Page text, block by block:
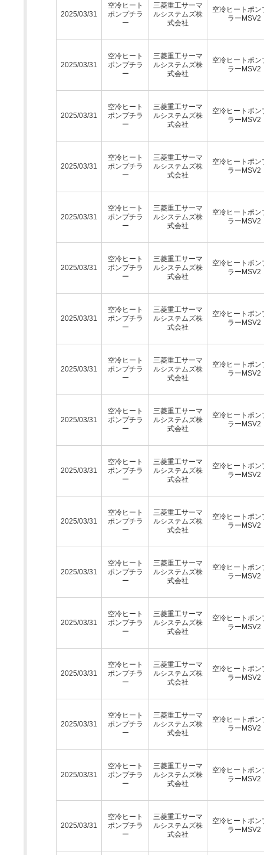
2025/03/31
空冷ヒート
ポンプチラ
ー
三菱重工サーマ
ルシステムズ株
式会社
空冷ヒートポン
ラーMSV2
2025/03/31
空冷ヒート
ポンプチラ
ー
三菱重工サーマ
ルシステムズ株
式会社
空冷ヒートポン
ラーMSV2
2025/03/31
空冷ヒート
ポンプチラ
ー
三菱重工サーマ
ルシステムズ株
式会社
空冷ヒートポン
ラーMSV2
2025/03/31
空冷ヒート
ポンプチラ
ー
三菱重工サーマ
ルシステムズ株
式会社
空冷ヒートポン
ラーMSV2
2025/03/31
空冷ヒート
ポンプチラ
ー
三菱重工サーマ
ルシステムズ株
式会社
空冷ヒートポン
ラーMSV2
2025/03/31
空冷ヒート
ポンプチラ
ー
三菱重工サーマ
ルシステムズ株
式会社
空冷ヒートポン
ラーMSV2
2025/03/31
空冷ヒート
ポンプチラ
ー
三菱重工サーマ
ルシステムズ株
式会社
空冷ヒートポン
ラーMSV2
2025/03/31
空冷ヒート
ポンプチラ
ー
三菱重工サーマ
ルシステムズ株
式会社
空冷ヒートポン
ラーMSV2
2025/03/31
空冷ヒート
ポンプチラ
ー
三菱重工サーマ
ルシステムズ株
式会社
空冷ヒートポン
ラーMSV2
2025/03/31
空冷ヒート
ポンプチラ
ー
三菱重工サーマ
ルシステムズ株
式会社
空冷ヒートポン
ラーMSV2
2025/03/31
空冷ヒート
ポンプチラ
ー
三菱重工サーマ
ルシステムズ株
式会社
空冷ヒートポン
ラーMSV2
2025/03/31
空冷ヒート
ポンプチラ
ー
三菱重工サーマ
ルシステムズ株
式会社
空冷ヒートポン
ラーMSV2
2025/03/31
空冷ヒート
ポンプチラ
ー
三菱重工サーマ
ルシステムズ株
式会社
空冷ヒートポン
ラーMSV2
2025/03/31
空冷ヒート
ポンプチラ
ー
三菱重工サーマ
ルシステムズ株
式会社
空冷ヒートポン
ラーMSV2
2025/03/31
空冷ヒート
ポンプチラ
ー
三菱重工サーマ
ルシステムズ株
式会社
空冷ヒートポン
ラーMSV2
2025/03/31
空冷ヒート
ポンプチラ
ー
三菱重工サーマ
ルシステムズ株
式会社
空冷ヒートポン
ラーMSV2
2025/03/31
空冷ヒート
ポンプチラ
ー
三菱重工サーマ
ルシステムズ株
式会社
空冷ヒートポン
ラーMSV2